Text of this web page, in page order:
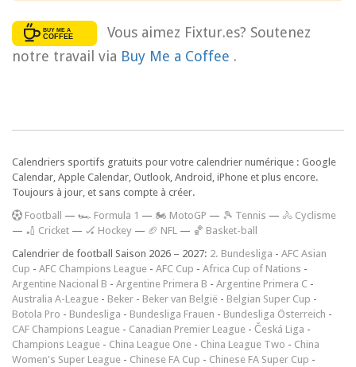
Vous aimez Fixtur.es? Soutenez
notre travail via Buy Me a Coffee .
Calendriers sportifs gratuits pour votre calendrier numérique : Google
Calendar, Apple Calendar, Outlook, Android, iPhone et plus encore.
Toujours à jour, et sans compte à créer.
Football — 🏎️ Formula 1 — 🏍 MotoGP — 🎾 Tennis — 🚴 Cyclisme
— 🏏 Cricket — 🏑 Hockey — 🏈 NFL — 🏀 Basket-ball
Calendrier de football Saison 2026 – 2027: 2. Bundesliga - AFC Asian
Cup - AFC Champions League - AFC Cup - Africa Cup of Nations -
Argentine Nacional B - Argentine Primera B - Argentine Primera C -
Australia A-League - Beker - Beker van België - Belgian Super Cup -
Botola Pro - Bundesliga - Bundesliga Frauen - Bundesliga Österreich -
CAF Champions League - Canadian Premier League - Česká Liga -
Champions League - China League One - China League Two - China
Women's Super League - Chinese FA Cup - Chinese FA Super Cup -